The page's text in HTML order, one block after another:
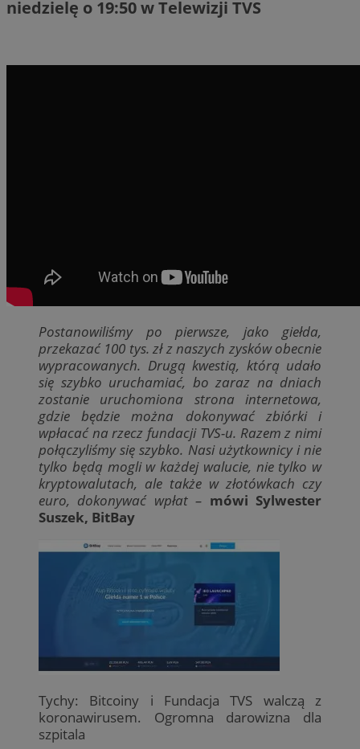
niedzielę o 19:50 w Telewizji TVS
Postanowiliśmy po pierwsze, jako giełda,
przekazać 100 tys. zł z naszych zysków obecnie
wypracowanych. Drugą kwestią, którą udało
się szybko uruchamiać, bo zaraz na dniach
zostanie uruchomiona strona internetowa,
gdzie będzie można dokonywać zbiórki i
wpłacać na rzecz fundacji TVS-u. Razem z nimi
połączyliśmy się szybko. Nasi użytkownicy i nie
tylko będą mogli w każdej walucie, nie tylko w
kryptowalutach, ale także w złotówkach czy
euro, dokonywać wpłat – mówi Sylwester
Suszek, BitBay
Tychy: Bitcoiny i Fundacja TVS walczą z
koronawirusem. Ogromna darowizna dla
szpitala